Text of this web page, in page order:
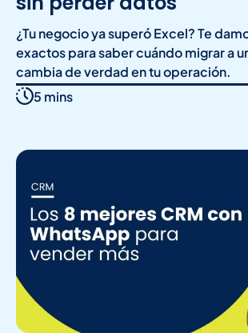
¿Tu negocio ya superó Excel? Te
exactos para saber cuándo migrar a
cambia de verdad en tu operación.
5 mins